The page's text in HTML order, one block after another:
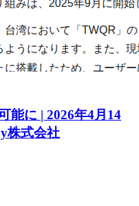
能に | 2026年4月14
株式会社